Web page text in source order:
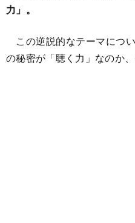
力」。
この逆説的なテーマにつ
の秘密が「聴く力」なのか、